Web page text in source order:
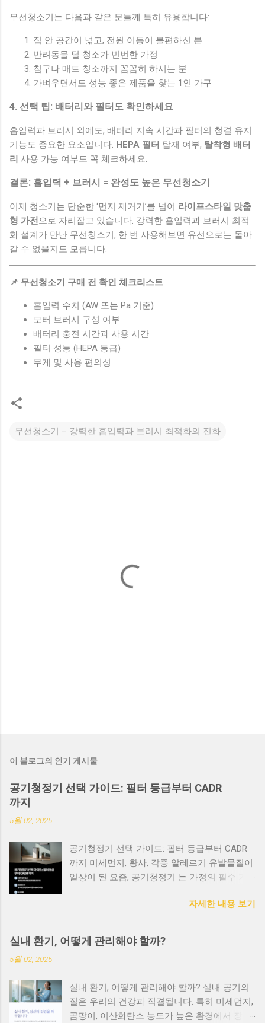
무선청소기는 다음과 같은 분들께 특히 유용합니다:
집 안 공간이 넓고, 전원 이동이 불편하신 분
반려동물 털 청소가 빈번한 가정
침구나 매트 청소까지 꼼꼼히 하시는 분
가벼우면서도 성능 좋은 제품을 찾는 1인 가구
4. 선택 팁: 배터리와 필터도 확인하세요
흡입력과 브러시 외에도, 배터리 지속 시간과 필터의 청결 유지
기능도 중요한 요소입니다. HEPA 필터 탑재 여부, 탈착형 배터
리 사용 가능 여부도 꼭 체크하세요.
결론: 흡입력 + 브러시 = 완성도 높은 무선청소기
이제 청소기는 단순한 ‘먼지 제거기’를 넘어 라이프스타일 맞춤
형 가전으로 자리잡고 있습니다. 강력한 흡입력과 브러시 최적
화 설계가 만난 무선청소기, 한 번 사용해보면 유선으로는 돌아
갈 수 없을지도 모릅니다.
📌 무선청소기 구매 전 확인 체크리스트
흡입력 수치 (AW 또는 Pa 기준)
모터 브러시 구성 여부
배터리 충전 시간과 사용 시간
필터 성능 (HEPA 등급)
무게 및 사용 편의성
무선청소기 – 강력한 흡입력과 브러시 최적화의 진화
이 블로그의 인기 게시물
공기청정기 선택 가이드: 필터 등급부터 CADR
까지
5월 02, 2025
공기청정기 선택 가이드: 필터 등급부터 CADR
까지 미세먼지, 황사, 각종 알레르기 유발물질이
일상이 된 요즘, 공기청정기 는 가정의 필수 가
이 쏟아지면서 어떤 제품을 선택해야 할지 고민
되시죠? 오늘은 공기청정기를 고를 때 반드시
확인해야 할 핵심 요소 들을 정리해드릴게요. 1.
HEPA 필터 등급, 얼마나 중요한가요? 공기청정
자를 제거하는 데 매우 중요한 역할을 합니다.
H13~H14 등급 : 99.95~99.995%의 초미세먼지
까지 제거 가능 E11~E12 등급 : 95~99.5% 수준
자세한 내용 보기
실내 환기, 어떻게 관리해야 할까?
5월 02, 2025
실내 환기, 어떻게 관리해야 할까? 실내 공기의
질은 우리의 건강과 직결됩니다. 특히 미세먼지,
곰팡이, 이산화탄소 농도가 높은 환경에서 장시